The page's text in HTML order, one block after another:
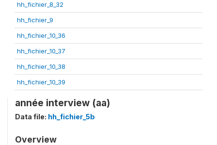
hh_fichier_8_32
hh_fichier_9
hh_fichier_10_36
hh_fichier_10_37
hh_fichier_10_38
hh_fichier_10_39
année interview (aa)
Data file: hh_fichier_5b
Overview